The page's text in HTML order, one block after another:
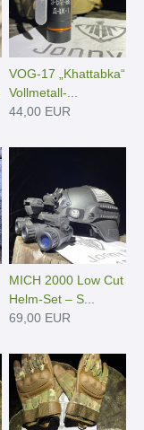
VOG-17 „Khattabka“
Vollmetall-...
44,00 EUR
MICH 2000 Low Cut
Helm-Set – S...
69,00 EUR